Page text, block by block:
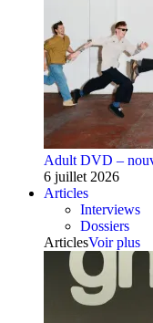
Adult DVD –
6 juillet 2026
Articles
Interviews
Dossiers
ArticlesVoir plus